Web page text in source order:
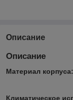
Описание
Описание
Материал корпуса:
Климатическое